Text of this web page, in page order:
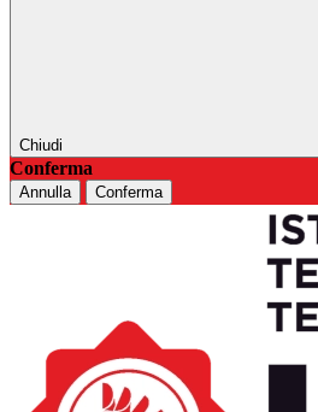
Chiudi
Conferma
Annulla Conferma